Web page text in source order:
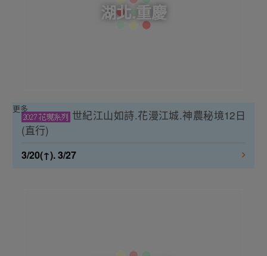
湖北.重慶
世紀江山如詩.花漫江城.神農秘境12日
(直行)
3/20(↑). 3/27
更多